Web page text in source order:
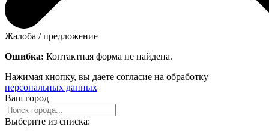
Жалоба / предложение
Ошибка: Контактная форма не найдена.
Нажимая кнопку, вы даете согласие на обработку
персональных данных
Ваш город
Выберите из списка: